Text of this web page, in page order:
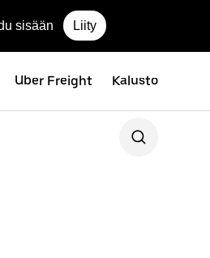
sisään Liity
Uber Freight Kalusto